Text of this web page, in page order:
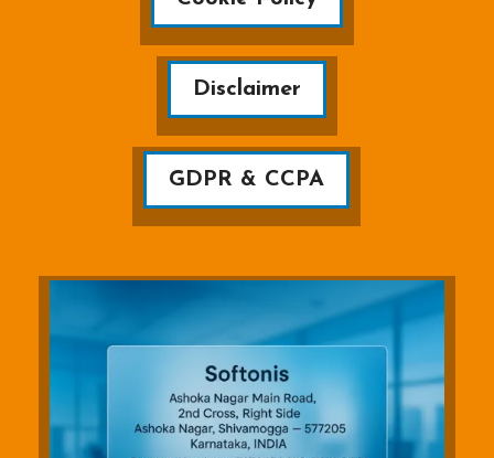
Disclaimer
GDPR & CCPA